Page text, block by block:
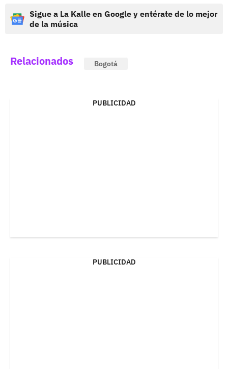
Sigue a La Kalle en Google y entérate de lo mejor
de la música
Relacionados Bogotá
PUBLICIDAD
PUBLICIDAD